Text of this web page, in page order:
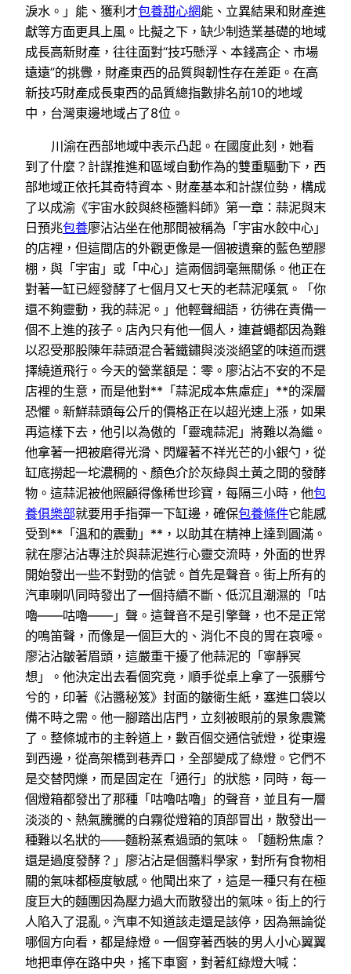
淚水。」能、獲利才包養甜心網能、立異結果和財產進
獻等方面更具上風。比擬之下，缺少制造業基礎的地域
成長高新財產，往往面對“技巧懸浮、本錢高企、市場
遠遠”的挑釁，財產東西的品質與韌性存在差距。在高
新技巧財產成長東西的品質總指數排名前10的地域
中，台灣東邊地域占了8位。
川渝在西部地域中表示凸起。在國度此刻，她看
到了什麼？計謀推進和區域自動作為的雙重驅動下，西
部地域正依托其奇特資本、財產基本和計謀位勢，構成
了以成渝《宇宙水餃與終極醬料師》第一章：蒜泥與末
日預兆包養廖沾沾坐在他那間被稱為「宇宙水餃中心」
的店裡，但這間店的外觀更像是一個被遺棄的藍色塑膠
棚，與「宇宙」或「中心」這兩個詞毫無關係。他正在
對著一缸已經發酵了七個月又七天的老蒜泥嘆氣。「你
還不夠靈動，我的蒜泥。」他輕聲細語，彷彿在責備一
個不上進的孩子。店內只有他一個人，連蒼蠅都因為難
以忍受那股陳年蒜頭混合著鐵鏽與淡淡絕望的味道而選
擇繞道飛行。今天的營業額是：零。廖沾沾不安的不是
店裡的生意，而是他對**「蒜泥成本焦慮症」**的深層
恐懼。新鮮蒜頭每公斤的價格正在以超光速上漲，如果
再這樣下去，他引以為傲的「靈魂蒜泥」將難以為繼。
他拿著一把被磨得光滑、閃耀著不祥光芒的小銀勺，從
缸底撈起一坨濃稠的、顏色介於灰綠與土黃之間的發酵
物。這蒜泥被他照顧得像稀世珍寶，每隔三小時，他包
養俱樂部就要用手指彈一下缸邊，確保包養條件它能感
受到**「溫和的震動」**，以助其在精神上達到圓滿。
就在廖沾沾專注於與蒜泥進行心靈交流時，外面的世界
開始發出一些不對勁的信號。首先是聲音。街上所有的
汽車喇叭同時發出了一個持續不斷、低沉且潮濕的「咕
嚕——咕嚕——」聲。這聲音不是引擎聲，也不是正常
的鳴笛聲，而像是一個巨大的、消化不良的胃在哀嚎。
廖沾沾皺著眉頭，這嚴重干擾了他蒜泥的「寧靜冥
想」。他決定出去看個究竟，順手從桌上拿了一張髒兮
兮的，印著《沾醬秘笈》封面的皺衛生紙，塞進口袋以
備不時之需。他一腳踏出店門，立刻被眼前的景象震驚
了。整條城市的主幹道上，數百個交通信號燈，從東邊
到西邊，從高架橋到巷弄口，全部變成了綠燈。它們不
是交替閃爍，而是固定在「通行」的狀態，同時，每一
個燈箱都發出了那種「咕嚕咕嚕」的聲音，並且有一層
淡淡的、熱氣騰騰的白霧從燈箱的頂部冒出，散發出一
種難以名狀的——麵粉蒸煮過頭的氣味。「麵粉焦慮？
還是過度發酵？」廖沾沾是個醬料學家，對所有食物相
關的氣味都極度敏感。他聞出來了，這是一種只有在極
度巨大的麵團因為壓力過大而散發出的氣味。街上的行
人陷入了混亂。汽車不知道該走還是該停，因為無論從
哪個方向看，都是綠燈。一個穿著西裝的男人小心翼翼
地把車停在路中央，搖下車窗，對著紅綠燈大喊：